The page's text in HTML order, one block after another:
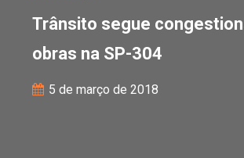
Trânsito segue
obras na SP-304
5 de março de 2018